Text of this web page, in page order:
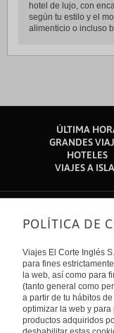
hotel de lujo, con
según tu estilo y el
alimenticio o incluso
ÚLTIMA
GRANDES
HOTELES
VIAJES A
Sobre
Quiénes somos
Financiación
Sostenibilidad
Turismo accesible
Tarjeta El Corte
Trabaja con
El Corte Inglés
Canal Ético
Enlaces de
Guías de viaje
Catálogos
Auto check-in
Condiciones
Internacional
POLÍTICA DE
Viajes El Corte Inglés
para fines
la web, así como para
(tanto general como
a partir de tu hábitos
optimizar la web y
productos adquiridos